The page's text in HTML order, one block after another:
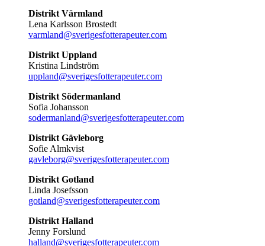
Distrikt Värmland
Lena Karlsson Brostedt
varmland@sverigesfotterapeuter.com
Distrikt Uppland
Kristina Lindström
uppland@sverigesfotterapeuter.com
Distrikt Södermanland
Sofia Johansson
sodermanland@sverigesfotterapeuter.com
Distrikt Gävleborg
Sofie Almkvist
gavleborg@sverigesfotterapeuter.com
Distrikt Gotland
Linda Josefsson
gotland@sverigesfotterapeuter.com
Distrikt Halland
Jenny Forslund
halland@sverigesfotterapeuter.com